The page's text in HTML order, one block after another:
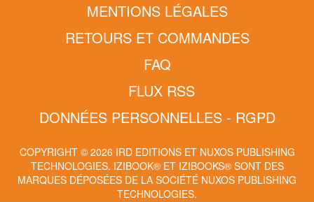
MENTIONS LÉGALES
RETOURS ET COMMANDES
FAQ
FLUX RSS
DONNÉES PERSONNELLES - RGPD
COPYRIGHT © 2026 IRD EDITIONS ET NUXOS PUBLISHING
TECHNOLOGIES. IZIBOOK®ET IZIBOOKS®SONT DES
MARQUES DÉPOSÉES DE LA SOCIÉTÉ NUXOS PUBLISHING
TECHNOLOGIES.